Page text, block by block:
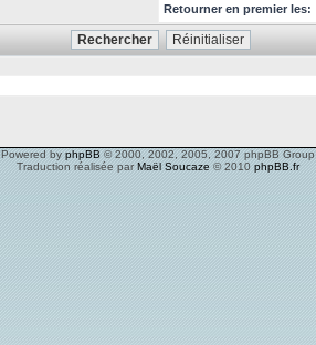
Retourner en premier les:
Powered by phpBB © 2000, 2002, 2005, 2007 phpBB Group
Traduction réalisée parMaël Soucaze © 2010 phpBB.fr